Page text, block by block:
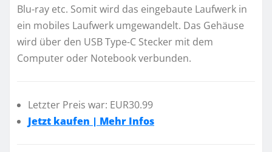
Blu-ray etc. Somit wird das eingebaute Laufwerk in
ein mobiles Laufwerk umgewandelt. Das Gehäuse
wird über den USB Type-C Stecker mit dem
Computer oder Notebook verbunden.
Letzter Preis war: EUR30.99
Jetzt kaufen | Mehr Infos